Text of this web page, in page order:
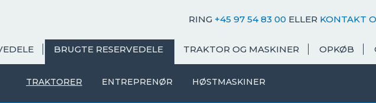
RING +45 97 54 83 00 ELLER KONTAKT
BRUGTE RESERVEDELE
TRAKTORER ENTREPRENØR HØSTMASKINER
TRAKTOR OG MASKINER OPKØB